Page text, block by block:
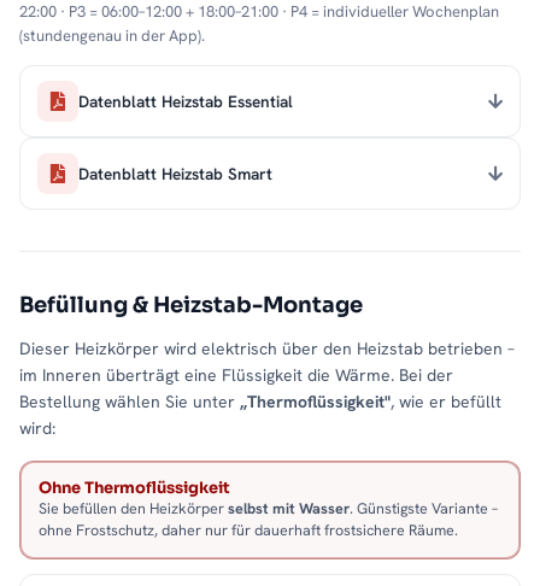
22:00 · P3 = 06:00–12:00 + 18:00–21:00 · P4 = individueller Wochenplan
(stundengenau in der App).
Datenblatt Heizstab Essential
Datenblatt Heizstab Smart
Befüllung & Heizstab-Montage
Dieser Heizkörper wird elektrisch über den Heizstab betrieben –
im Inneren überträgt eine Flüssigkeit die Wärme. Bei der
Bestellung wählen Sie unter „Thermoflüssigkeit", wie er befüllt
wird:
Ohne Thermoflüssigkeit
Sie befüllen den Heizkörperselbst mit Wasser. Günstigste Variante –
ohne Frostschutz, daher nur für dauerhaft frostsichere Räume.